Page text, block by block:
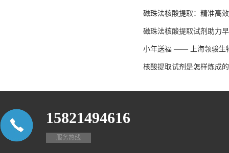
磁珠法核酸提取：精准高
磁珠法核酸提取试剂助力
小年送福 —— 上海领骏生
核酸提取试剂是怎样炼成的
15821494616
服务热线